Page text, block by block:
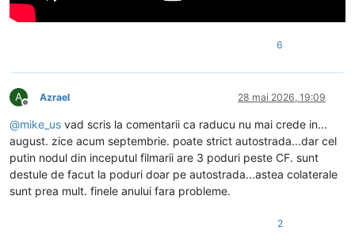
6
A
Deconectat
Azrael 28 mai 2026, 19:09
@mike_us vad scris la comentarii ca raducu nu mai crede in...
august. zice acum septembrie. poate strict autostrada...dar cel
putin nodul din inceputul filmarii are 3 poduri peste CF. sunt
destule de facut la poduri doar pe autostrada...astea colaterale
sunt prea mult. finele anului fara probleme.
2